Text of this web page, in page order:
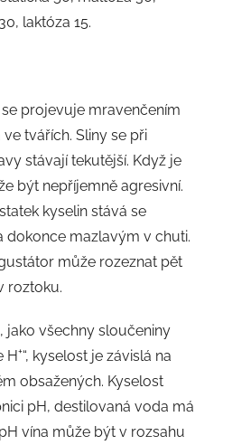
laktóza 15.
projevuje mravenčením
tvářích. Sliny se při
stávají tekutější. Když je
být nepříjemně agresivní.
kyselin stává se
dokonce mazlavým v chuti.
může rozeznat pět
roztoku.
jako všechny sloučeniny
H+“, kyselost je závislá na
obsažených. Kyselost
pH, destilovaná voda má
vína může být v rozsahu